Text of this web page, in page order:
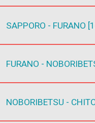
SAPPORO - FURANO
FURANO -
NOBORIBETSU -